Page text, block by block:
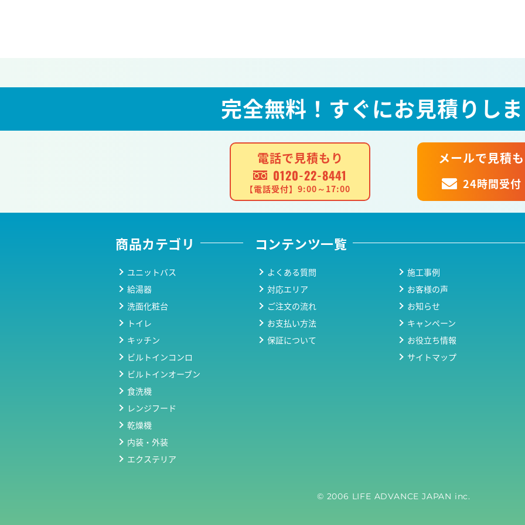
完全無料！ すぐにお見積りし
電話で見積もり
0120-22-8441
【電話受付】9:00～17:00
メールで見積
24時間受付
商品カテゴリ コンテンツ一覧
ユニットバス
給湯器
洗面化粧台
トイレ
キッチン
ビルトインコンロ
ビルトインオーブン
食洗機
レンジフード
乾燥機
内装・外装
エクステリア
よくある質問
対応エリア
ご注文の流れ
お支払い方法
保証について
施工事例
お客様の声
お知らせ
キャンペーン
お役立ち情報
サイトマップ
© 2006 LIFE ADVANCE JAPAN inc.